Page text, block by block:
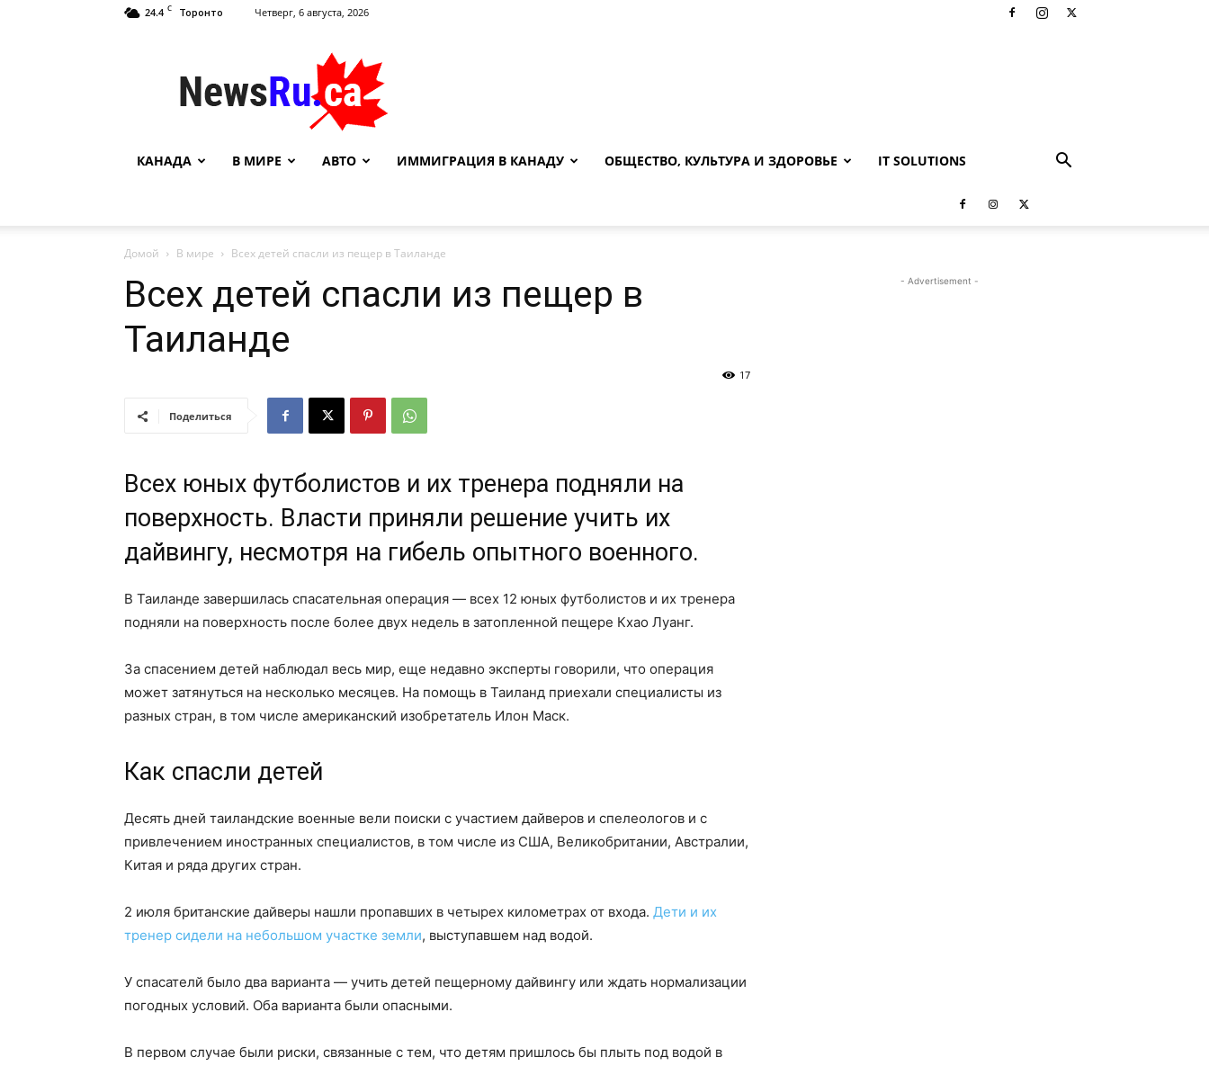
24.4 C Торонто Четверг, 6 августа, 2026
NewsRu.Ca
КАНАДА В МИРЕ АВТО ИММИГРАЦИЯ В КАНАДУ ОБЩЕСТВО, КУЛЬТУРА И ЗДОРОВЬЕ IT SOLUTIONS
Домой В мире Всех детей спасли из пещер в Таиланде
Всех детей спасли из пещер в
Таиланде
17
Поделиться
Всех юных футболистов и их тренера подняли на
поверхность. Власти приняли решение учить их
дайвингу, несмотря на гибель опытного военного.
В Таиланде завершилась спасательная операция — всех 12 юных футболистов и их тренера
подняли на поверхность после более двух недель в затопленной пещере Кхао Луанг.
За спасением детей наблюдал весь мир, еще недавно эксперты говорили, что операция
может затянуться на несколько месяцев. На помощь в Таиланд приехали специалисты из
разных стран, в том числе американский изобретатель Илон Маск.
Как спасли детей
Десять дней таиландские военные вели поиски с участием дайверов и спелеологов и с
привлечением иностранных специалистов, в том числе из США, Великобритании, Австралии,
Китая и ряда других стран.
2 июля британские дайверы нашли пропавших в четырех километрах от входа. Дети и их
тренер сидели на небольшом участке земли, выступавшем над водой.
У спасателй было два варианта — учить детей пещерному дайвингу или ждать нормализации
погодных условий. Оба варианта были опасными.
В первом случае были риски, связанные с тем, что детям пришлось бы плыть под водой в
- Advertisement -